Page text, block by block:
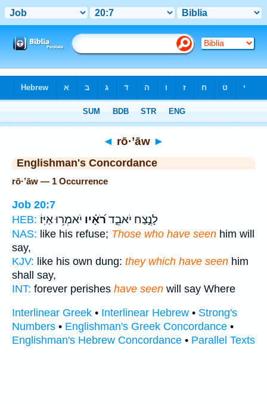
◄ rō·’āw ►
Englishman's Concordance
rō·’āw — 1 Occurrence
Job 20:7
HEB:
לָנֶ֣צַח יֹאבֵ֑דרֹ֝אָ֗יו יֹאמְר֥וּ אַיּֽוֹ׃
NAS: like his refuse; Those who have seen him will
say,
KJV: like his own dung: they which have seen him
shall say,
INT: forever perishes have seen will say Where
Interlinear Greek • Interlinear Hebrew • Strong's
Numbers • Englishman's Greek Concordance •
Englishman's Hebrew Concordance • Parallel Texts